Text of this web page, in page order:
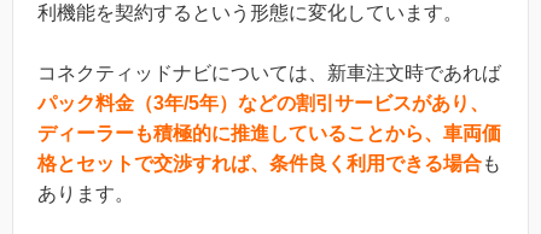
利機能を契約するという形態に変化しています。
コネクティッドナビについては、新車注文時であれば
パック料金（3年/5年）などの割引サービスがあり、
ディーラーも積極的に推進していることから、車両価
格とセットで交渉すれば、条件良く利用できる場合も
あります。